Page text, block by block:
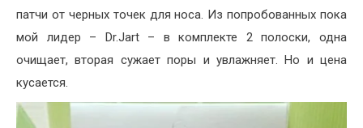
патчи от черных точек для носа. Из попробованных пока
мой лидер – Dr.Jart – в комплекте 2 полоски, одна
очищает, вторая сужает поры и увлажняет. Но и цена
кусается.